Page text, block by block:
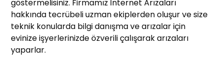
göstermelisiniz. Firmamız İnternet Arızaları
hakkında tecrübeli uzman ekiplerden oluşur ve size
teknik konularda bilgi danışma ve arızalar için
evinize işyerlerinizde özverili çalışarak arızaları
yaparlar.